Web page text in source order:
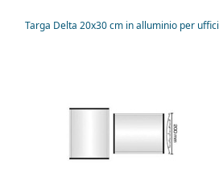
Targa Delta 20x30 cm in alluminio per uffici